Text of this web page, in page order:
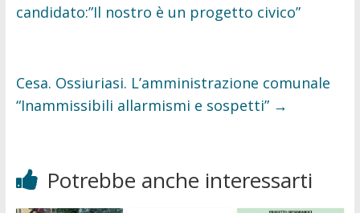
candidato:”Il nostro è un progetto civico”
Cesa. Ossiuriasi. L’amministrazione comunale
“Inammissibili allarmismi e sospetti” →
Potrebbe anche interessarti